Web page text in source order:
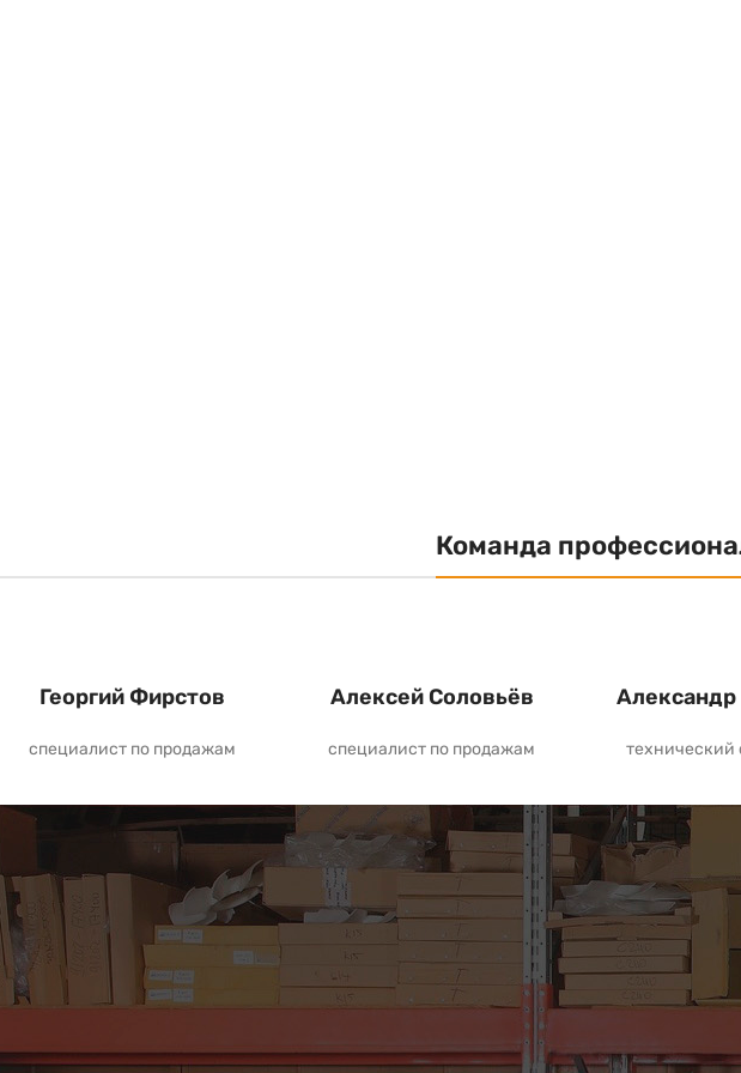
Команда
Георгий Фирстов
специалист по продажам
Алексей Соловьёв
специалист по продажам технический